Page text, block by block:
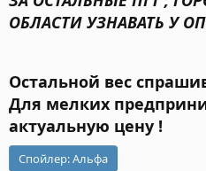
ОБЛАСТИ УЗНАВАТЬ У
Остальной вес
Для мелких
актуальную цену !
Спойлер:Альфа